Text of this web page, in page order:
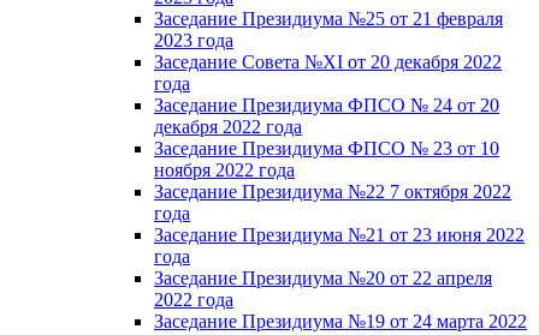
Заседание Президиума №25 от 21 февраля
2023 года
Заседание Совета №XI от 20 декабря 2022
года
Заседание Президиума ФПСО № 24 от 20
декабря 2022 года
Заседание Президиума ФПСО № 23 от 10
ноября 2022 года
Заседание Президиума №22 7 октября 2022
года
Заседание Президиума №21 от 23 июня 2022
года
Заседание Президиума №20 от 22 апреля
2022 года
Заседание Президиума №19 от 24 марта 2022